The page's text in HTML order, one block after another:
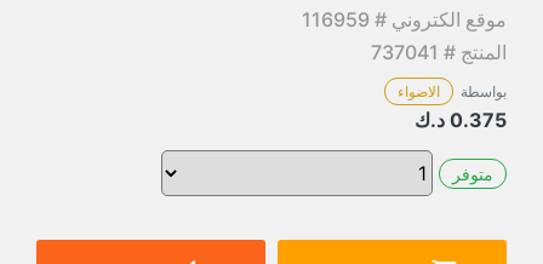
موقع الكتروني # 116959
المنتج # 737041
بواسطة الاضواء
0.375 د.ك
متوفر